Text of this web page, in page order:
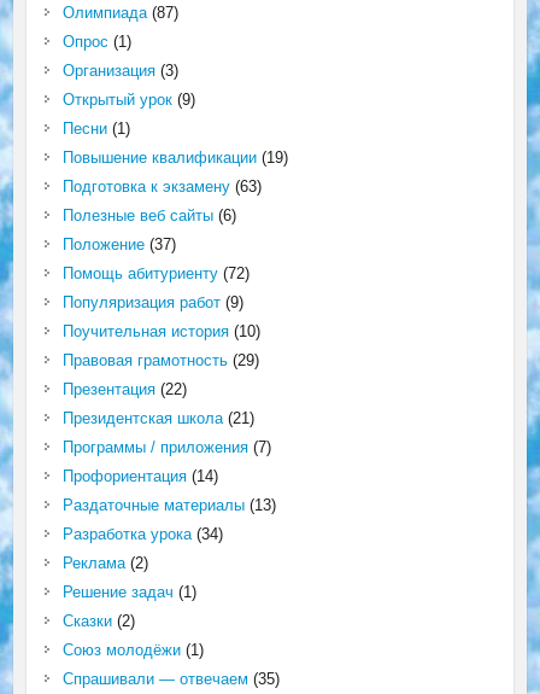
Олимпиада(87)
Опрос (1)
Организация(3)
Открытый урок(9)
Песни(1)
Повышение квалификации(19)
Подготовка к экзамену(63)
Полезные веб сайты(6)
Положение(37)
Помощь абитуриенту(72)
Популяризация работ(9)
Поучительная история(10)
Правовая грамотность(29)
Презентация(22)
Президентская школа(21)
Программы / приложения(7)
Профориентация(14)
Раздаточные материалы(13)
Разработка урока(34)
Реклама(2)
Решение задач (1)
Сказки(2)
Союз молодёжи(1)
Спрашивали — отвечаем (35)